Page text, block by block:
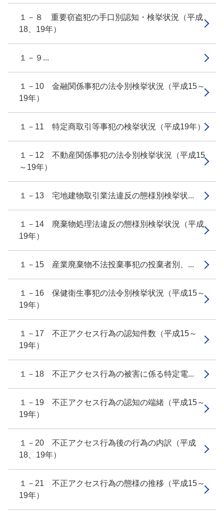
１－８ 重要窃盗犯の手口別認知・検挙状況（平成
18、19年）
１－９...
１－10 金融関係事犯の法令別検挙状況（平成15～
19年）
１－11 特定商取引等事犯の検挙状況（平成19年）
１－12 不動産関係事犯の法令別検挙状況（平成15
～19年）
１－13 宅地建物取引業法違反の態様別検挙状...
１－14 廃棄物処理法違反の態様別検挙状況（平成
19年）
１－15 産業廃棄物不法投棄事犯の投棄者別、...
１－16 保健衛生事犯の法令別検挙状況（平成15～
19年）
１－17 不正アクセス行為の認知件数（平成15～
19年）
１－18 不正アクセス行為の被害に係る特定電...
１－19 不正アクセス行為の認知の端緒（平成15～
19年）
１－20 不正アクセス行為後の行為の内訳（平成
18、19年）
１－21 不正アクセス行為の態様の推移（平成15～
19年）